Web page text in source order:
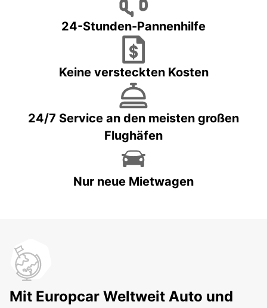
24-Stunden-Pannenhilfe
Keine versteckten Kosten
24/7 Service an den meisten großen
Flughäfen
Nur neue Mietwagen
Mit Europcar Weltweit Auto und